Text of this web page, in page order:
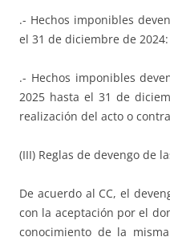
.- Hechos imponibles
el 31 de diciembre de
.- Hechos imponibles
2025 hasta el 31 de
realización del acto o
(III) Reglas de devengo de
De acuerdo al CC, el
con la aceptación por el
conocimiento de la